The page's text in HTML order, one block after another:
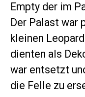
Empty der im
Der Palast war
kleinen
dienten als
war entsetzt
die Felle zu